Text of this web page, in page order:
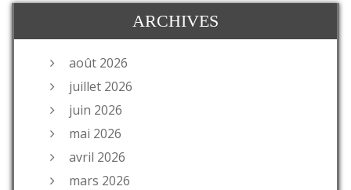
ARCHIVES
août 2026
juillet 2026
juin 2026
mai 2026
avril 2026
mars 2026